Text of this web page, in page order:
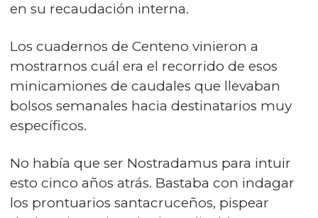
en su recaudación interna.
Los cuadernos de Centeno vinieron a
mostrarnos cuál era el recorrido de esos
minicamiones de caudales que llevaban
bolsos semanales hacia destinatarios muy
específicos.
No había que ser Nostradamus para intuir
esto cinco años atrás. Bastaba con indagar
los prontuarios santacruceños, pispear